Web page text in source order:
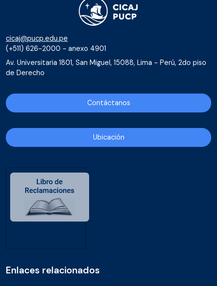
cicaj@pucp.edu.pe
(+511) 626-2000 - anexo 4901
Av. Universitaria 1801, San Miguel, 15088, Lima - Perú, 2do piso
de Derecho
Contáctanos
Ubicación
Enlaces relacionados